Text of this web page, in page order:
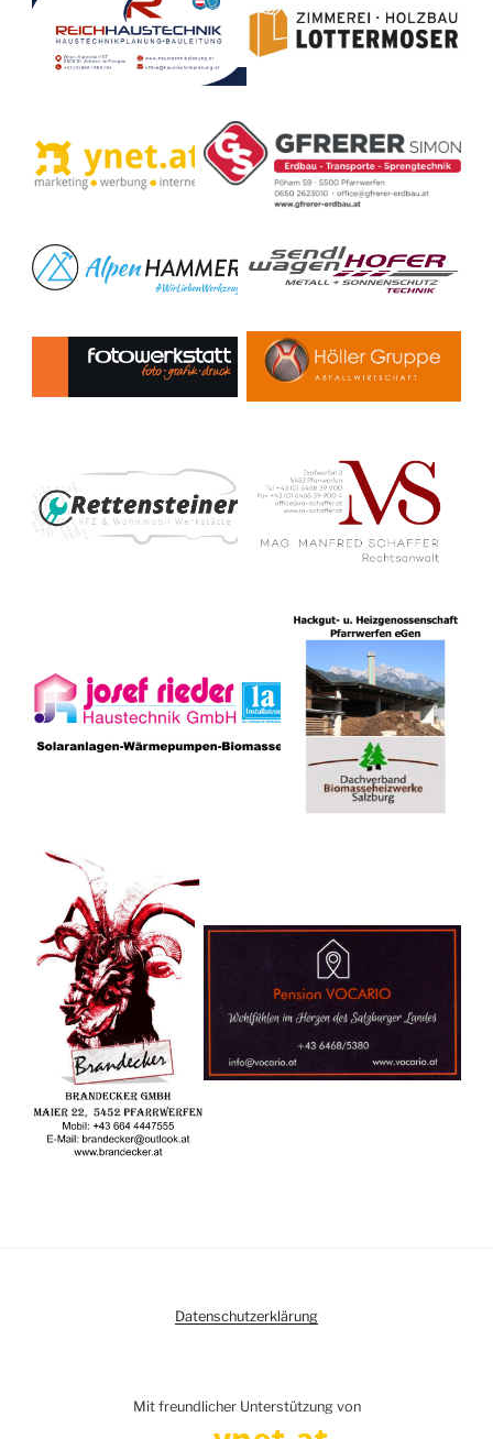
Datenschutzerklärung
Mit freundlicher Unterstützung von